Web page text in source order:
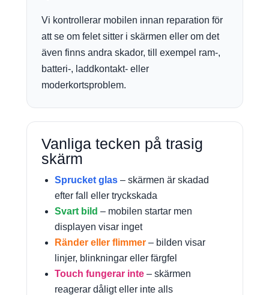
Vi kontrollerar mobilen innan reparation för
att se om felet sitter i skärmen eller om det
även finns andra skador, till exempel ram-,
batteri-, laddkontakt- eller
moderkortsproblem.
Vanliga tecken på trasig
skärm
Sprucket glas – skärmen är skadad
efter fall eller tryckskada
Svart bild – mobilen startar men
displayen visar inget
Ränder eller flimmer – bilden visar
linjer, blinkningar eller färgfel
Touch fungerar inte – skärmen
reagerar dåligt eller inte alls